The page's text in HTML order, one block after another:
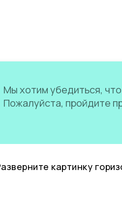
Мы хотим убедиться,
Пожалуйста, пройдите
картинку